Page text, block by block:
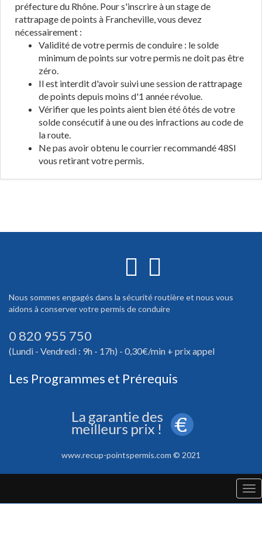
préfecture du Rhône. Pour s'inscrire à un stage de
rattrapage de points à Francheville, vous devez
nécessairement :
Validité de votre permis de conduire : le solde
minimum de points sur votre permis ne doit pas être
zéro.
Il est interdit d'avoir suivi une session de rattrapage
de points depuis moins d'1 année révolue.
Vérifier que les points aient bien été ôtés de votre
solde consécutif à une ou des infractions au code de
la route.
Ne pas avoir obtenu le courrier recommandé 48SI
vous retirant votre permis.
Nous sommes engagés dans la sécurité routière et nous vous
aidons à conserver votre permis de conduire
0 820 955 750
(Lundi - Vendredi : 9h - 17h) - 0,30€/min + prix appel
Les Programmes et Prérequis
www.recup-pointspermis.com © 2021